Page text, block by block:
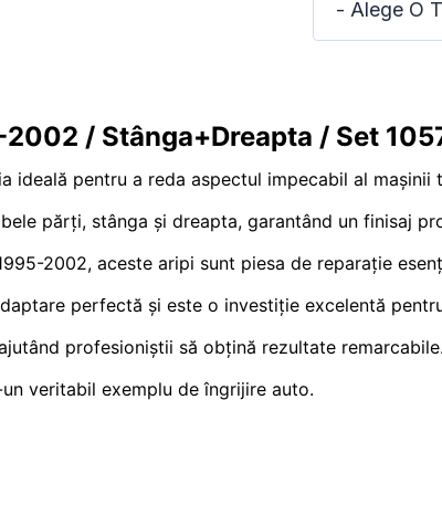
- Alege O
/ Stânga+Dreapta / Set
ideală pentru a reda aspectul impecabil al mașinii
părți, stânga și dreapta, garantând un finisaj
2002, aceste aripi sunt piesa de reparație
perfectă și este o investiție excelentă
profesioniștii să obțină rezultate
veritabil exemplu de îngrijire auto.